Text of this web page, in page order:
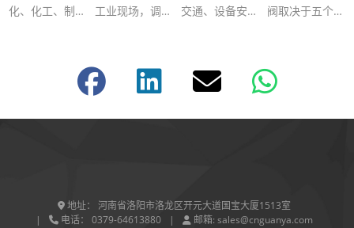
化、化工、制
罐是物料存储与
工艺衔接的核心
工业现场，调节
定工艺参数的稳
定性。很多时
交通、设备安全
级。 选型、投
标、验收、系统
阀取决于五个关
截止额定值；选
择能够耐受特定
地址：
河南省洛阳市洛龙区开元大道国宝大厦1513室
电话：
0379-64613880 邮箱: sales@cnguanya.com